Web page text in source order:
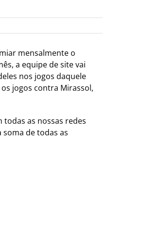
mensalmente o
a equipe de site vai
nos jogos daquele
jogos contra Mirassol,
as nossas redes
soma de todas as